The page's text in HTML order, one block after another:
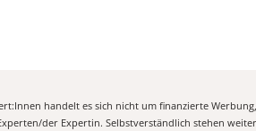
handelt es sich nicht um finanzierte
der Expertin. Selbstverständlich stehen